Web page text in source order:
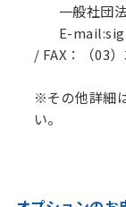
一般社団法
E-mail:sig
/ FAX：（03
※その他詳細
い。